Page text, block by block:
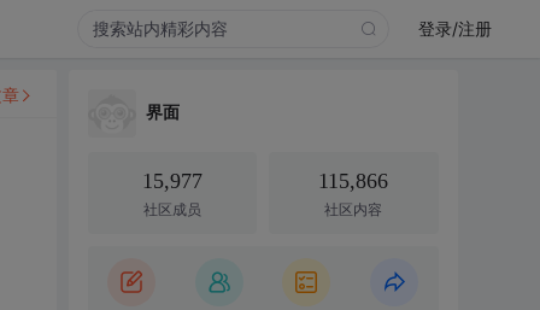
登录/注册
界面
15,977
社区成员
115,866
社区内容